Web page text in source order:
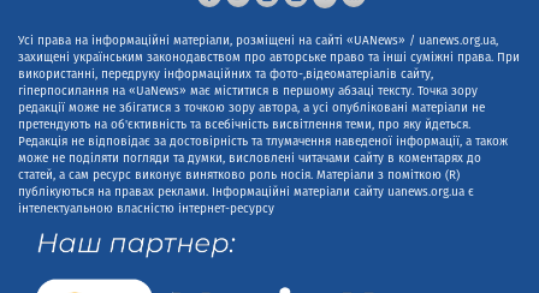
Усі права на інформаційні матеріали, розміщені на сайті «UANews» / uanews.org.ua,
захищені українським законодавством про авторське право та інші суміжні права. При
використанні, передруку інформаційних та фото-,відеоматеріалів сайту,
гіперпосилання на «UaNews» має міститися в першому абзаці тексту. Точка зору
редакції може не збігатися з точкою зору автора, а усі опубліковані матеріали не
претендують на об'єктивність та всебічність висвітлення теми, про яку йдеться.
Редакція не відповідає за достовірність та тлумачення наведеної інформації, а також
може не поділяти погляди та думки, висловлені читачами сайту в коментарях до
статей, а сам ресурс виконує винятково роль носія. Матеріали з поміткою (R)
публікуються на правах реклами. Інформаційні матеріали сайту uanews.org.ua є
інтелектуальною власністю інтернет-ресурсу